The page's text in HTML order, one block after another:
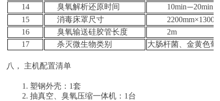
14
臭氧解析还原时间 10min—20min
15
消毒床罩尺寸 2200mm×
16
臭氧输送硅胶管长度
2m
17
杀灭微生物类别 大肠杆菌、金黄色
八， 主机配置清单
1. 塑钢外壳： 1套
2.抽真空、臭氧压缩一体机： 1 台